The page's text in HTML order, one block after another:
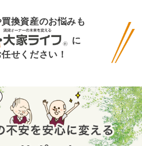
換資産のお悩みも
に
任せください！